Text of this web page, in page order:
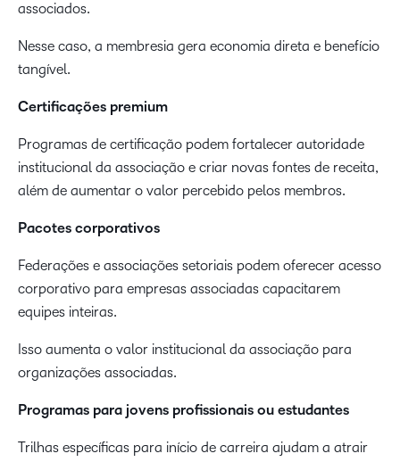
associados.
Nesse caso, a membresia gera economia direta e benefício
tangível.
Certificações premium
Programas de certificação podem fortalecer autoridade
institucional da associação e criar novas fontes de receita,
além de aumentar o valor percebido pelos membros.
Pacotes corporativos
Federações e associações setoriais podem oferecer acesso
corporativo para empresas associadas capacitarem
equipes inteiras.
Isso aumenta o valor institucional da associação para
organizações associadas.
Programas para jovens profissionais ou estudantes
Trilhas específicas para início de carreira ajudam a atrair